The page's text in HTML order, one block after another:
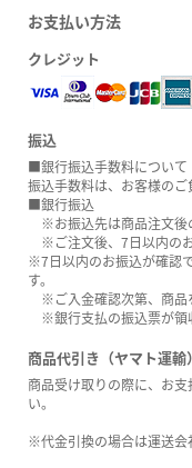
お支払い方法
クレジット
振込
■銀行振込手数料について
振込手数料は、お客様のご
■銀行振込
※お振込先は商品注文後
※ご注文後、7日以内のお
※7日以内のお振込が確認
す。
※ご入金確認次第、商品
※銀行支払の振込票が領
商品代引き（ヤマト運輸）
商品受け取りの際に、お
い。
※代金引換の場合は運送会